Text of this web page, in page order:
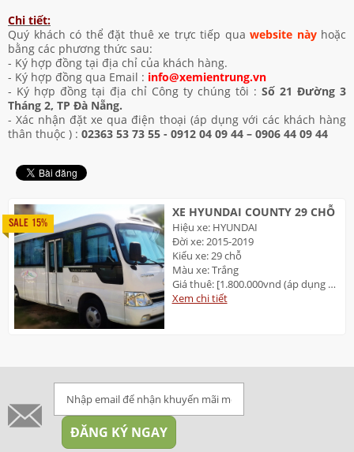
Chi tiết:
Quý khách có thể đặt thuê xe trực tiếp qua website nàyhoặc
bằng các phương thức sau:
- Ký hợp đồng tại địa chỉ của khách hàng.
- Ký hợp đồng qua Email : info@xemientrung.vn
- Ký hợp đồng tại địa chỉ Công ty chúng tôi : Số 21 Đường 3
Tháng 2, TP Đà Nẵng.
- Xác nhận đặt xe qua điện thoại (áp dụng với các khách hàng
thân thuộc ) : 02363 53 73 55 - 0912 04 09 44 – 0906 44 09 44
SALE 15%
XE HYUNDAI COUNTY 29 CHỖ
Hiệu xe: HYUNDAI
Đời xe: 2015-2019
Kiểu xe: 29 chỗ
Màu xe: Trắng
Giá thuê: [1.800.000vnd (áp dụng 2 TP: Đà Nẵng và Huế]
Xem chi tiết